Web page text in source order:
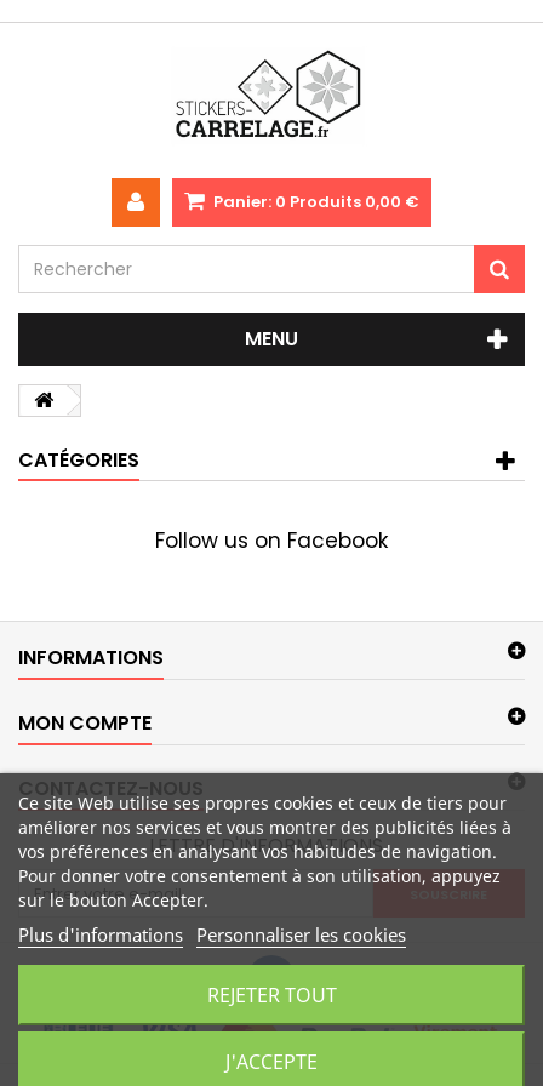
Panier: 0 Produits 0,00 €
MENU
CATÉGORIES
Follow us on Facebook
INFORMATIONS
MON COMPTE
CONTACTEZ-NOUS
LETTRE D'INFORMATIONS
Ce site Web utilise ses propres cookies et ceux de tiers pour
améliorer nos services et vous montrer des publicités liées à
vos préférences en analysant vos habitudes de navigation.
Pour donner votre consentement à son utilisation, appuyez
sur le bouton Accepter.
Plus d'informations Personnaliser les cookies
REJETER TOUT
J'ACCEPTE